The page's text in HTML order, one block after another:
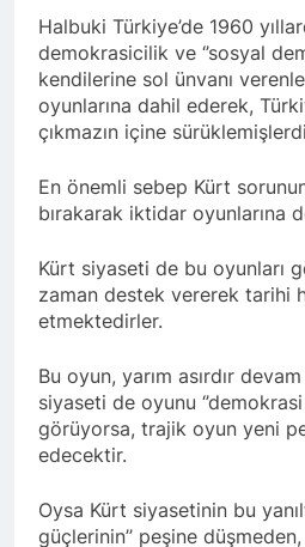
1 Yıl
HAK-
PAR
için
1 Yıl Ago
HAK-
PKK
1 Yıl Ago
*HAK-
1 Yıl Ago
HAK-
HAK-
1 Yıl Ago
sayın
1 Yıl Ago
HAK-
Halbuki Türkiye’de 1960
demokrasicilik ve ‘’sosyal
kendilerine sol ünvanı
oyunlarına dahil ederek,
çıkmazın içine
En önemli sebep Kürt
bırakarak iktidar oyunlarına
Kürt siyaseti de bu oyunları
zaman destek vererek tarihi
etmektedirler.
Bu oyun, yarım asırdır
siyaseti de oyunu
görüyorsa, trajik oyun yeni
edecektir.
Oysa Kürt siyasetinin bu
güçlerinin’’ peşine